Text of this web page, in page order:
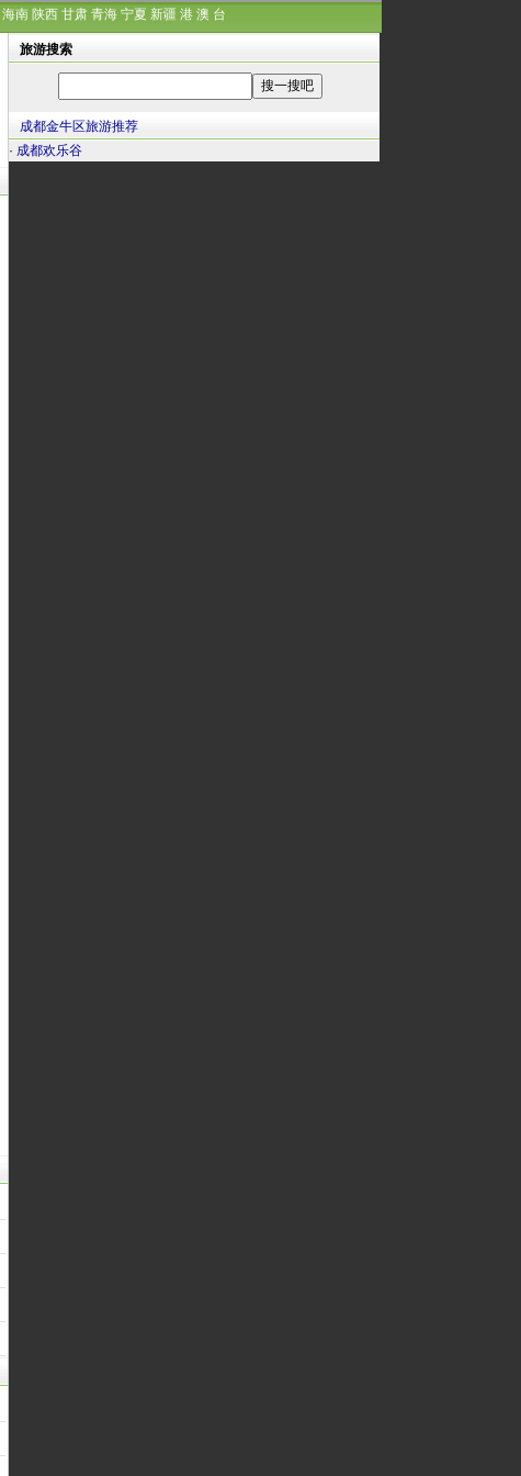
海南 陕西 甘肃 青海 宁夏 新疆 港 澳 台
旅游搜索
成都金牛区旅游推荐
· 成都欢乐谷